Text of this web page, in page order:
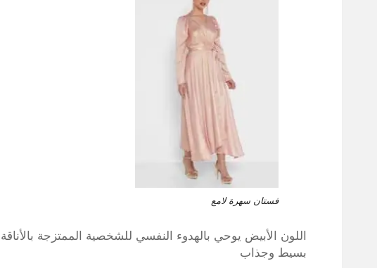
فستان سهرة لامع
اللون الأبيض يوحي بالهدوء النفسي للشخصية الممتزجة
بسيط وجذاب